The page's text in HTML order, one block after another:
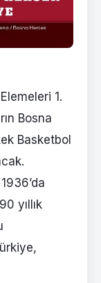
1.
Bosna
Basketbol
yıllık